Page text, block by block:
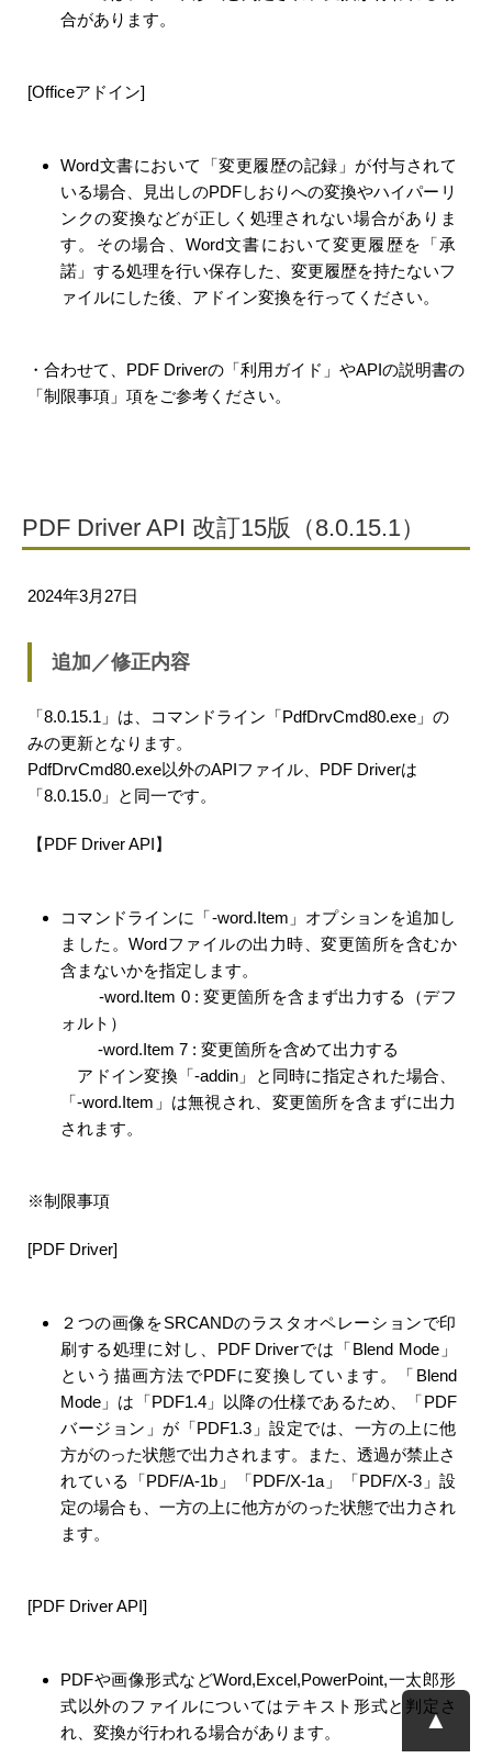
合があります。
[Officeアドイン]
Word文書において「変更履歴の記録」が付与されて
いる場合、見出しのPDFしおりへの変換やハイパーリ
ンクの変換などが正しく処理されない場合がありま
す。その場合、Word文書において変更履歴を「承
諾」する処理を行い保存した、変更履歴を持たないフ
ァイルにした後、アドイン変換を行ってください。
・合わせて、PDF Driverの「利用ガイド」やAPIの説明書の
「制限事項」項をご参考ください。
PDF Driver API 改訂15版（8.0.15.1）
2024年3月27日
追加／修正内容
「8.0.15.1」は、コマンドライン「PdfDrvCmd80.exe」の
みの更新となります。
PdfDrvCmd80.exe以外のAPIファイル、PDF Driverは
「8.0.15.0」と同一です。
【PDF Driver API】
コマンドラインに「-word.Item」オプションを追加し
ました。Wordファイルの出力時、変更箇所を含むか
含まないかを指定します。
-word.Item 0 : 変更箇所を含まず出力する（デフ
ォルト）
-word.Item 7 : 変更箇所を含めて出力する
アドイン変換「-addin」と同時に指定された場合、
「-word.Item」は無視され、変更箇所を含まずに出力
されます。
※制限事項
[PDF Driver]
２つの画像をSRCANDのラスタオペレーションで印
刷する処理に対し、PDF Driverでは「Blend Mode」
という描画方法でPDFに変換しています。「Blend
Mode」は「PDF1.4」以降の仕様であるため、「PDF
バージョン」が「PDF1.3」設定では、一方の上に他
方がのった状態で出力されます。また、透過が禁止さ
れている「PDF/A-1b」「PDF/X-1a」「PDF/X-3」設
定の場合も、一方の上に他方がのった状態で出力され
ます。
[PDF Driver API]
PDFや画像形式などWord,Excel,PowerPoint,一太郎形
式以外のファイルについてはテキスト形式と判定さ
れ、変換が行われる場合があります。
▲